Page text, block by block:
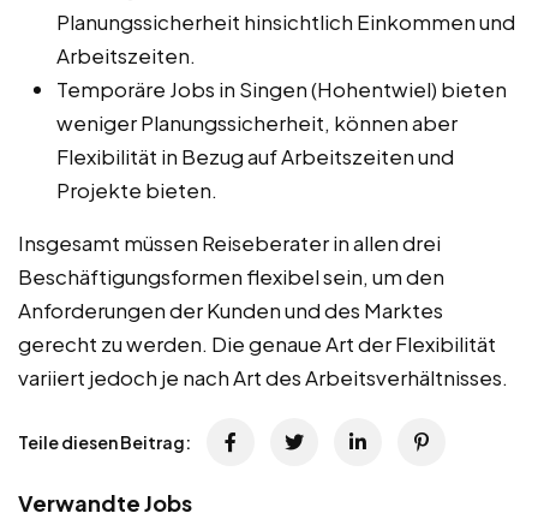
Planungssicherheit hinsichtlich Einkommen und
Arbeitszeiten.
Temporäre Jobs in Singen (Hohentwiel) bieten
weniger Planungssicherheit, können aber
Flexibilität in Bezug auf Arbeitszeiten und
Projekte bieten.
Insgesamt müssen Reiseberater in allen drei
Beschäftigungsformen flexibel sein, um den
Anforderungen der Kunden und des Marktes
gerecht zu werden. Die genaue Art der Flexibilität
variiert jedoch je nach Art des Arbeitsverhältnisses.
Teile diesen Beitrag:
Verwandte Jobs